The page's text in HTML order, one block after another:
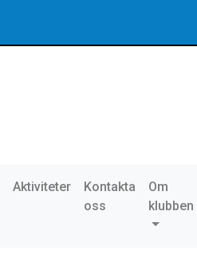
Aktiviteter
Kontakta
oss
Om
klubben